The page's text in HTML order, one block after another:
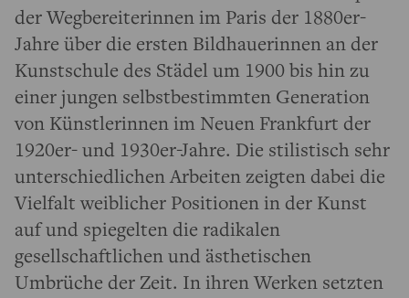
der Wegbereiterinnen im Paris der 1880er-
Jahre über die ersten Bildhauerinnen an der
Kunstschule des Städel um 1900 bis hin zu
einer jungen selbstbestimmten Generation
von Künstlerinnen im Neuen Frankfurt der
1920er- und 1930er-Jahre. Die stilistisch sehr
unterschiedlichen Arbeiten zeigten dabei die
Vielfalt weiblicher Positionen in der Kunst
auf und spiegelten die radikalen
gesellschaftlichen und ästhetischen
Umbrüche der Zeit. In ihren Werken setzten